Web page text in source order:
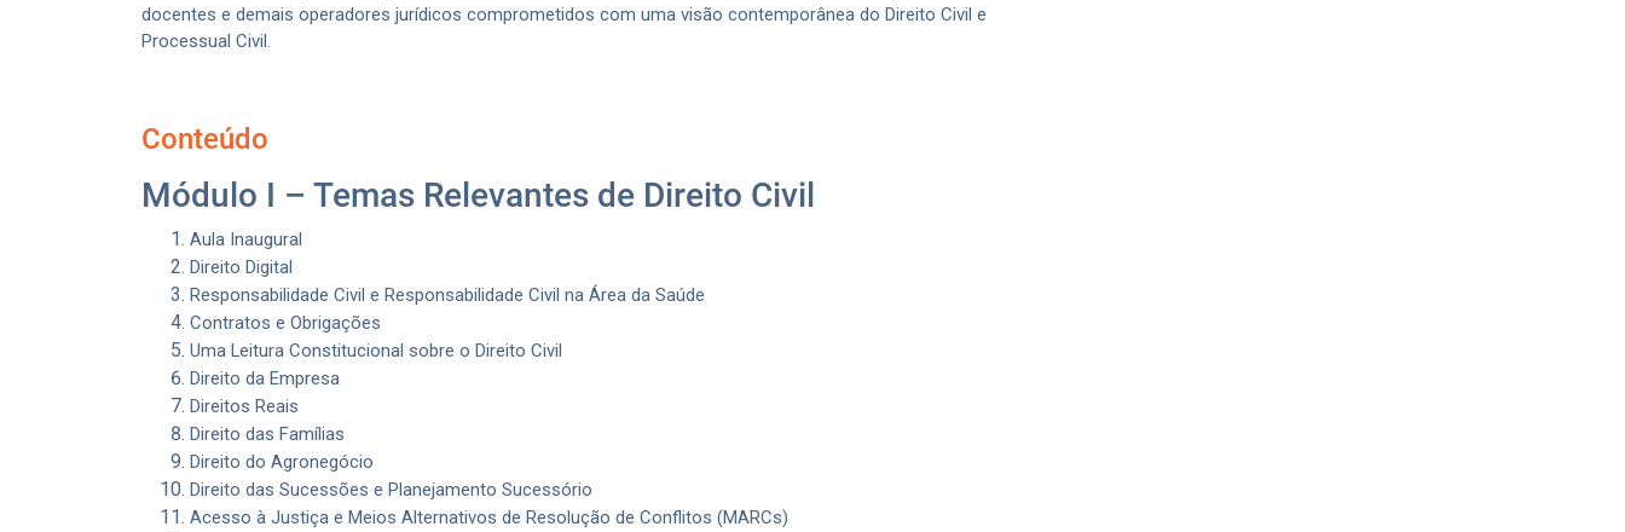
docentes e demais operadores jurídicos comprometidos com uma visão contemporânea do Direito Civil e
Processual Civil.
Conteúdo
Módulo I – Temas Relevantes de Direito Civil
Aula Inaugural
Direito Digital
Responsabilidade Civil e Responsabilidade Civil na Área da Saúde
Contratos e Obrigações
Uma Leitura Constitucional sobre o Direito Civil
Direito da Empresa
Direitos Reais
Direito das Famílias
Direito do Agronegócio
Direito das Sucessões e Planejamento Sucessório
Acesso à Justiça e Meios Alternativos de Resolução de Conflitos (MARCs)